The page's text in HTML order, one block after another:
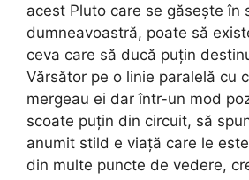
acest Pluto care se găsește în
dumneavoastră, poate să
ceva care să ducă puțin
Vărsător pe o linie paralelă cu
mergeau ei dar într-un mod
scoate puțin din circuit, să
anumit stild e viață care le
din multe puncte de vedere,